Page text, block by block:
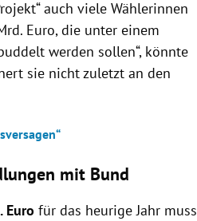
auch viele Wählerinnen
Euro, die unter einem
werden sollen“, könnte
sie nicht zuletzt an den
mit Bund
Euro für das heurige Jahr muss